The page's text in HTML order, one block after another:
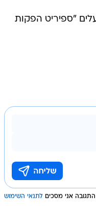
"ספיריט הפקות
אני מסכים לתנאי השימוש